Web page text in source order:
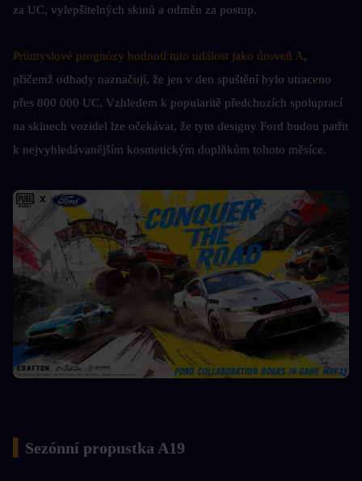
za UC, vylepšitelných skinů a odměn za postup.
Průmyslové prognózy hodnotí tuto událost jako úroveň A,
přičemž odhady naznačují, že jen v den spuštění bylo utraceno
přes 800 000 UC. Vzhledem k popularitě předchozích spoluprací
na skinech vozidel lze očekávat, že tyto designy Ford budou patřit
k nejvyhledávanějším kosmetickým doplňkům tohoto měsíce.
Sezónní propustka A19